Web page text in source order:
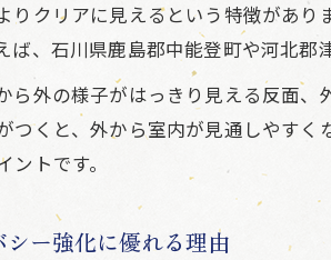
りクリアに見えるという特徴があ
ば、石川県鹿島郡中能登町や河北
ら外の様子がはっきり見える反面
つくと、外から室内が見通しやす
トです。
ー強化に優れる理由